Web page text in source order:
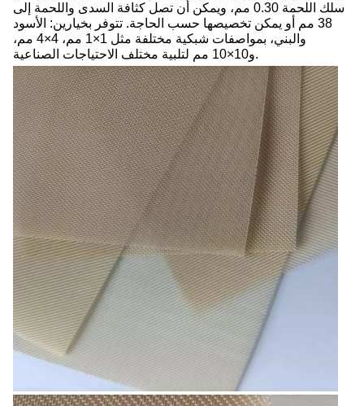
سلك اللحمة 0.30 مم، ويمكن أن تصل كثافة السدى واللحمة إلى
38 مم أو يمكن تخصيصها حسب الحاجة. تتوفر بخيارين: الأسود
والبني، بمواصفات شبكية مختلفة مثل 1×1 مم، 4×4 مم،
و10×10 مم لتلبية مختلف الاحتياجات الصناعية.